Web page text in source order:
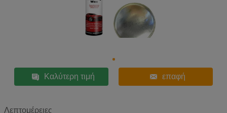
Καλύτερη τιμή επαφή
Λεπτομέρειες